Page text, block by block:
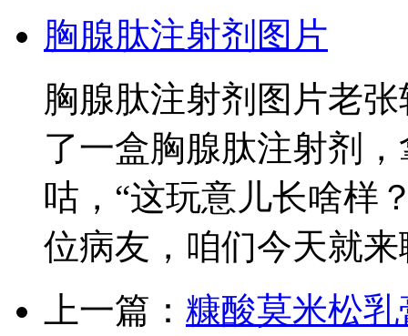
胸腺肽注射剂图片
胸腺肽注射剂图片老
了一盒胸腺肽注射剂
咕，“这玩意儿长啥样
位病友，咱们今天就来
上一篇： 糠酸莫米松